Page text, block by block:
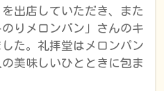
出店していただき、また
りメロンパン」さんのキ
た。礼拝堂はメロンパン
美味しいひとときに包ま